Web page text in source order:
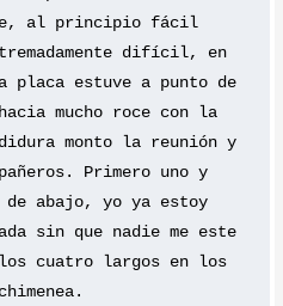
al principio fácil
difícil, en
placa estuve a punto de
mucho roce con la
monto la reunión y
Primero uno y
abajo, yo ya estoy
sin que nadie me este
cuatro largos en los